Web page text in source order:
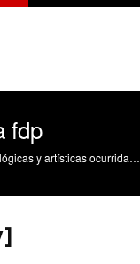
fdp
Divulgación de las actividades científicas, tecnológicas y artísticas ocurridas en los tres campus de la UPV